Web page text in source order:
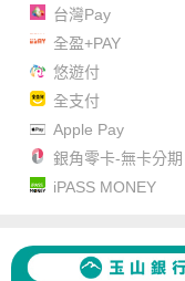
台灣Pay
全盈+PAY
悠遊付
全支付
Apple Pay
銀角零卡-無卡分期
iPASS MONEY